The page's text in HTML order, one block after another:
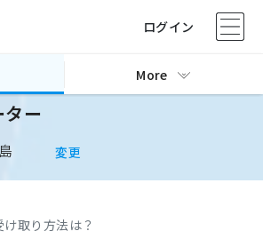
ログイン
More
ー
変更
取り方法は？